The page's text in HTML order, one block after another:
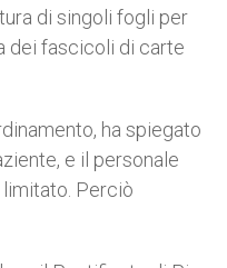
di singoli fogli per
dei fascicoli di carte
ha spiegato
e il personale
Perciò